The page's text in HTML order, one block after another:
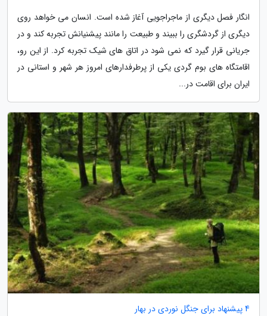
انگار فصل دیگری از ماجراجویی آغاز شده است. انسان می خواهد روی
دیگری از گردشگری را ببیند و طبیعت را مانند پیشنیانش تجربه کند و در
جریانی قرار گیرد که نمی شود در اتاق های شیک تجربه کرد. از این رو،
اقامتگاه های بوم گردی یکی از پرطرفدارهای امروز هر شهر و استانی در
ایران برای اقامت در...
4 پیشنهاد برای جنگل نوردی در بهار